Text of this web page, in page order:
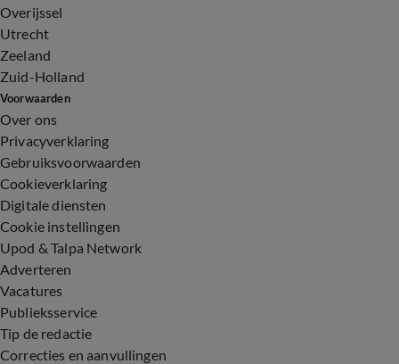
Overijssel
Utrecht
Zeeland
Zuid-Holland
Voorwaarden
Over ons
Privacyverklaring
Gebruiksvoorwaarden
Cookieverklaring
Digitale diensten
Cookie instellingen
Upod & Talpa Network
Adverteren
Vacatures
Publieksservice
Tip de redactie
Correcties en aanvullingen